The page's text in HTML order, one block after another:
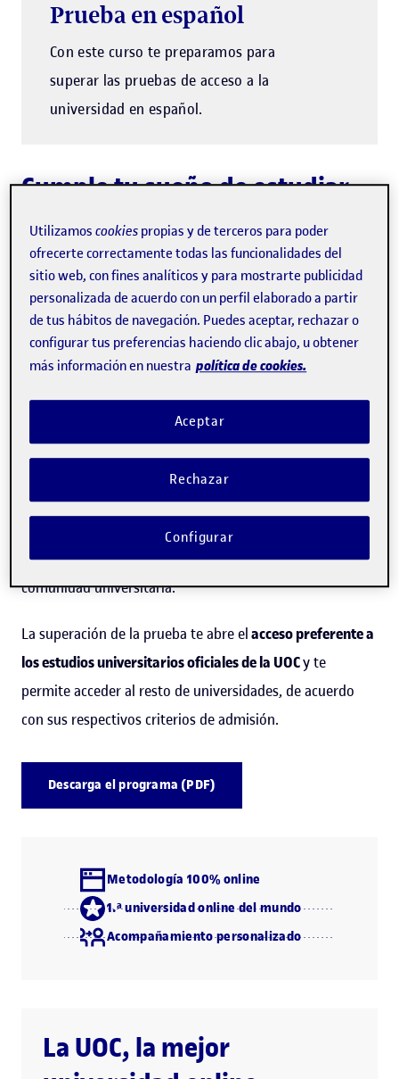
Prueba en español
Con este curso te preparamos para
superar las pruebas de acceso a la
universidad en español.
Cumple tu sueño de estudiar
en la universidad
Los requisitos
para realizar este curso preparatorio
deacceso a la universidad para mayores de 25 añosson:
Tener 25 años o más.
No haber superado la PAU o equivalente.
No tener un título universitario o de técnico
La finalidad básica de este curso es alcanzar unos
conocimientos que te permitan superar la prueba de
acceso a la universidad para mayores de 25 años de la
UOC y, posteriormente, integrarte con éxito en la
comunidad universitaria.
La superación de la prueba te abre elacceso preferente a
los estudios universitarios oficiales de la UOCy te
permite acceder al resto de universidades, de acuerdo
con sus respectivos criterios de admisión.
Descarga el programa (PDF)
Metodología 100% online
1.ª universidad online del mundo
Acompañamiento personalizado
La UOC, la mejor
Utilizamoscookies propias y de terceros para poder
ofrecerte correctamente todas las funcionalidades del
sitio web, con fines analíticos y para mostrarte publicidad
personalizada de acuerdo con un perfil elaborado a partir
de tus hábitos de navegación. Puedes aceptar, rechazar o
configurar tus preferencias haciendo clic abajo, u obtener
más información en nuestra política de cookies.
Rechazar
Aceptar
Configurar